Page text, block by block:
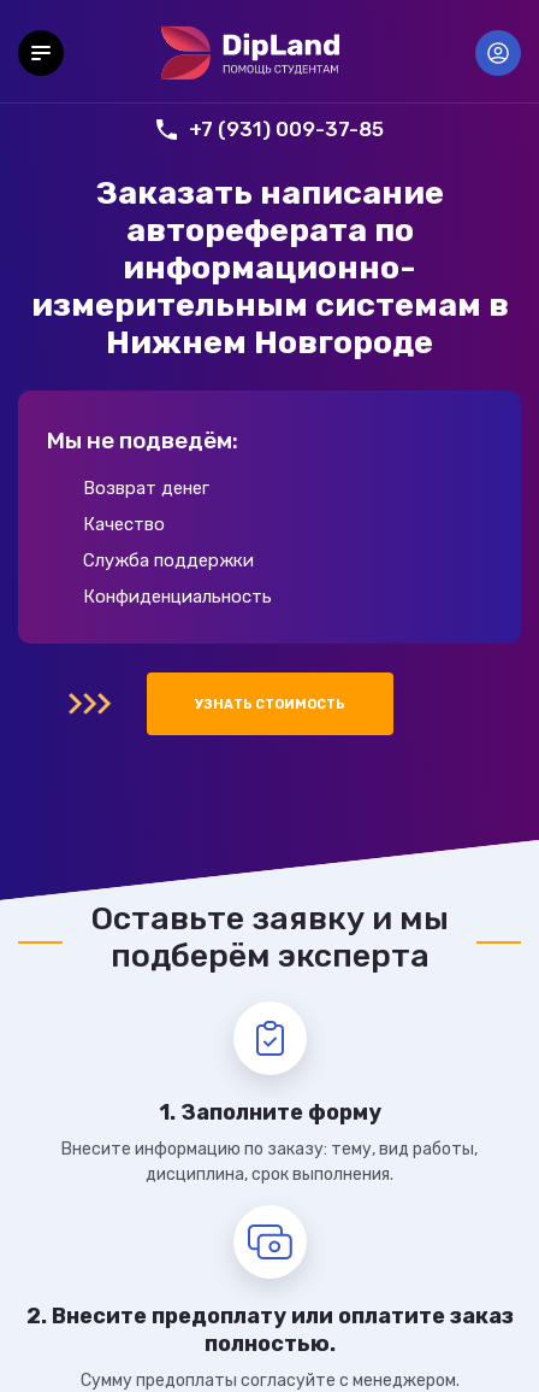
+7 (931) 009-37-85
Заказать написание
автореферата по
информационно-
измерительным системам в
Нижнем Новгороде
Мы не подведём:
Возврат денег
Качество
Служба поддержки
Конфиденциальность
УЗНАТЬ СТОИМОСТЬ
Оставьте заявку и мы
подберём эксперта
1. Заполните форму
Внесите информацию по заказу: тему, вид работы,
дисциплина, срок выполнения.
2. Внесите предоплату или оплатите заказ
полностью.
Сумму предоплаты согласуйте с менеджером.